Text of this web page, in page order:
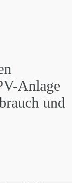
Anlage
und